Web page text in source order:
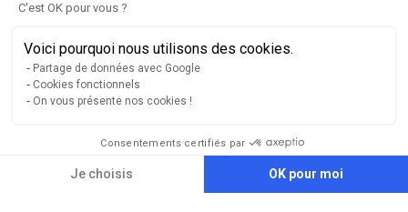
C'est OK pour vous ?
Voici pourquoi nous utilisons des cookies.
Partage de données avec Google
Cookies fonctionnels
On vous présente nos cookies !
Consentements certifiés par
Je choisis OK pour moi
Plan du site
Liste de nos crèches
llms.txt
Conditions générales d'utilisation
Version 2.3.2